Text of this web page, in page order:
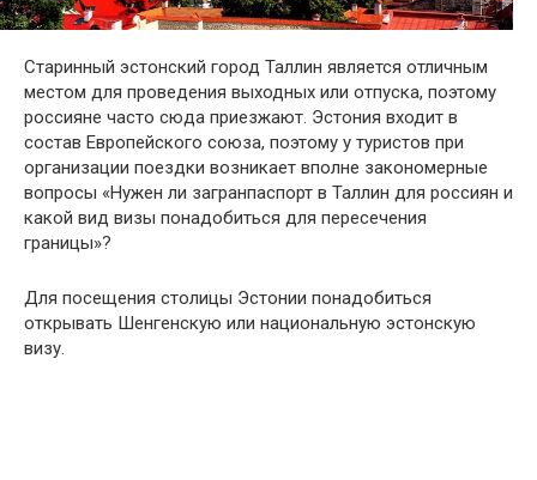
Старинный эстонский город Таллин является отличным
местом для проведения выходных или отпуска, поэтому
россияне часто сюда приезжают. Эстония входит в
состав Европейского союза, поэтому у туристов при
организации поездки возникает вполне закономерные
вопросы «Нужен ли загранпаспорт в Таллин для россиян и
какой вид визы понадобиться для пересечения
границы»?
Для посещения столицы Эстонии понадобиться
открывать Шенгенскую или национальную эстонскую
визу.